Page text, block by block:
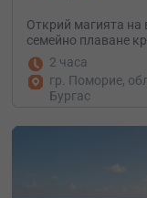
Открий магията на
семейно плаване
2 часа
гр. Поморие,
Бургас